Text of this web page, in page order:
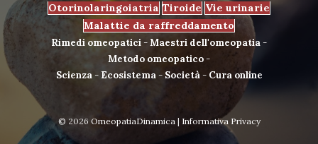
Otorinolaringoiatria Tiroide Vie urinarie
Malattie da raffreddamento
Rimedi omeopatici -Maestri dell'omeopatia-
Metodo omeopatico-
Scienza- Ecosistema- Società- Cura online
© 2026 OmeopatiaDinamica| Informativa Privacy